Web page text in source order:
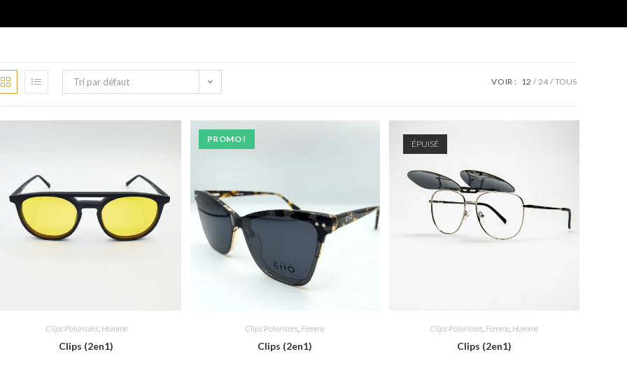
Tri par défaut VOIR : 12 24 TOUS
Clips Polarisées Homme
Clips (2en1)
PROMO !
Clips Polarisées Femme
Clips (2en1)
ÉPUISÉ
Clips Polarisées Femme Homme
Clips (2en1)